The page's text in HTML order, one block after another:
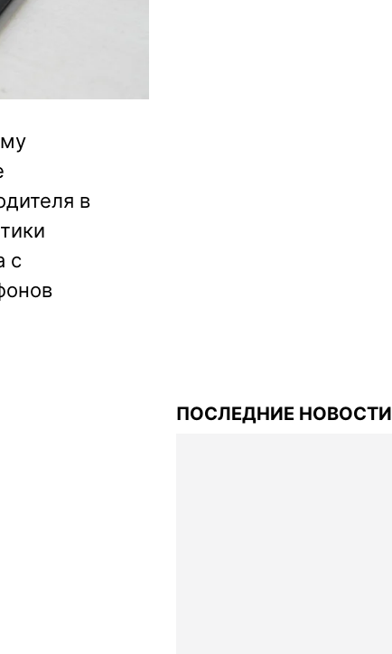
в
с
ПОСЛЕДНИЕ НОВОСТИ